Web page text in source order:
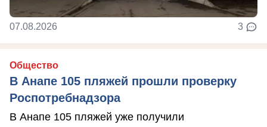
07.08.2026 3
Общество
В Анапе 105 пляжей прошли проверку
Роспотребнадзора
В Анапе 105 пляжей уже получили